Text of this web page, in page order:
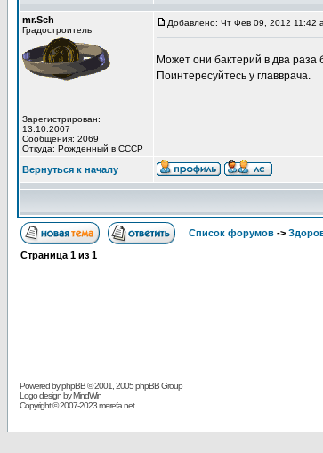
mr.Sch
Градостроитель
Зарегистрирован:
13.10.2007
Сообщения: 2069
Откуда: Рожденный в СССР
Добавлено: Чт Фев 09, 2012 11:42
Может они бактерий в два раза
Поинтересуйтесь у главврача.
Вернуться к началу
Список форумов ->
Страница 1 из 1
Powered byphpBB© 2001, 2005 phpBB Group
Logo design by MindWin
Copyright © 2007-2023 merefa.net